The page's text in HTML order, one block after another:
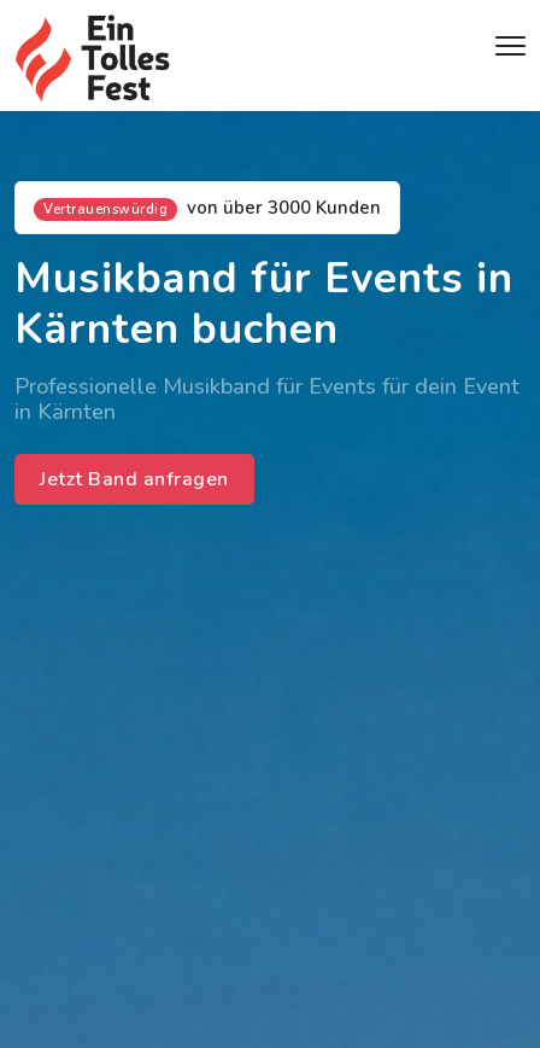
Vertrauenswürdig von über 3000 Kunden
Musikband für Events in
Kärnten buchen
Professionelle Musikband für Events für dein Event
in Kärnten
Jetzt Band anfragen